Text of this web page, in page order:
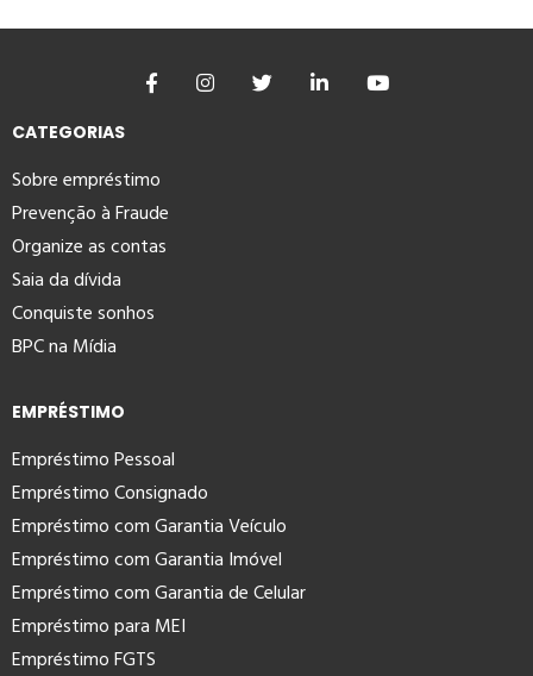
CATEGORIAS
Sobre empréstimo
Prevenção à Fraude
Organize as contas
Saia da dívida
Conquiste sonhos
BPC na Mídia
EMPRÉSTIMO
Empréstimo Pessoal
Empréstimo Consignado
Empréstimo com Garantia Veículo
Empréstimo com Garantia Imóvel
Empréstimo com Garantia de Celular
Empréstimo para MEI
Empréstimo FGTS